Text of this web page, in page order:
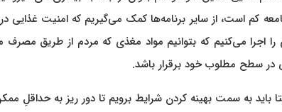
کم است، از سایر برنامه‌ها کمک می‌گیریم که امنیت غذایی
اجرا می‌کنیم که بتوانیم مواد مغذی که مردم از طریق مصرف
در سطح مطلوب خود برقرار باشد.
باید به سمت بهینه کردن شرایط برویم تا دور ریز به